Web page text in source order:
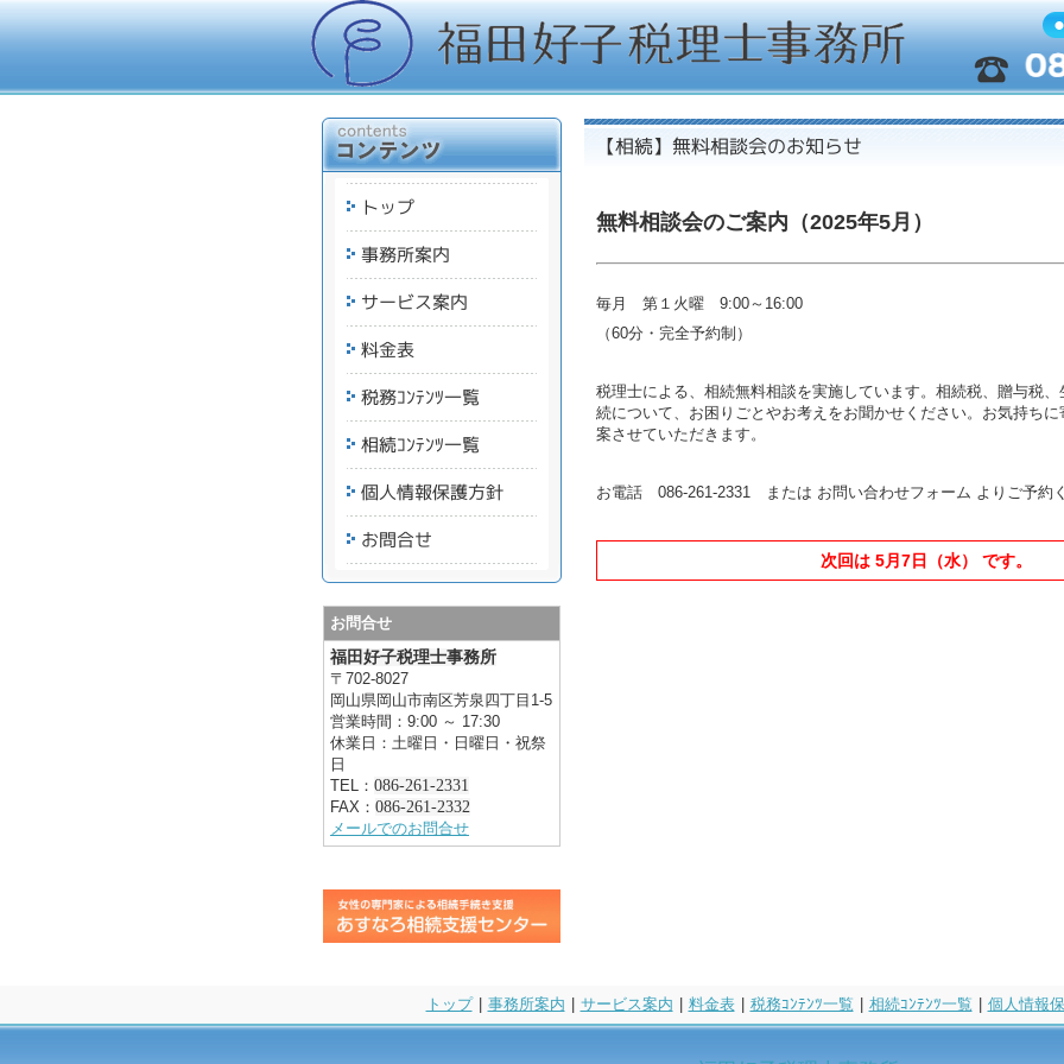
無料相談会のご案内（2025年5月）
毎月 第１火曜 9:00～16:00
（60分・完全予約制）
税理士による、相続無料相談を実施しています。相続税、贈与税
続について、お困りごとやお考えをお聞かせください。お気持ち
案させていただきます。
お電話 086-261-2331 または お問い合わせフォーム よりご予約
次回は 5月7日（水） です。
お問合せ
福田好子税理士事務所
〒702-8027
岡山県岡山市南区芳泉四丁目1-5
営業時間 ： 9:00 ～ 17:30
休業日：土曜日・日曜日・祝祭
日
TEL： 086-261-2331
FAX： 086-261-2332
メールでのお問合せ
トップ | 事務所案内 | サービス案内 | 料金表 | 税務ｺﾝﾃﾝﾂ一覧 | 相続ｺﾝﾃﾝﾂ一覧 | 個人情報